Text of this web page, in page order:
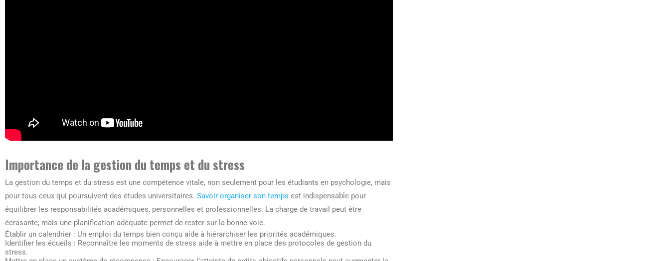
Importance de la gestion du temps et du stress
La gestion du temps et du stress est une compétence vitale, non seulement pour les étudiants en psychologie, mais
pour tous ceux qui poursuivent des études universitaires. Savoir organiser son temps est indispensable pour
équilibrer les responsabilités académiques, personnelles et professionnelles. La charge de travail peut être
écrasante, mais une planification adéquate permet de rester sur la bonne voie.
Établir un calendrier : Un emploi du temps bien conçu aide à hiérarchiser les priorités académiques.
Identifier les écueils : Reconnaître les moments de stress aide à mettre en place des protocoles de gestion du
stress.